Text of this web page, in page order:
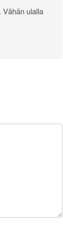
ulalla